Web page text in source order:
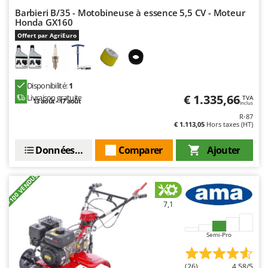
Barbieri B/35 - Motobineuse à essence 5,5 CV - Moteur
Honda GX160
Offert par AgriEuro
Disponibilité:1
Livraison gratuite
13 août - 17 août € 1.335,66 TVA
Inclus
R-87
€ 1.113,05 Hors taxes (HT)
Ajouter
Comparer
Données techniques
+100 VENDUS 7,1
Semi-Pro